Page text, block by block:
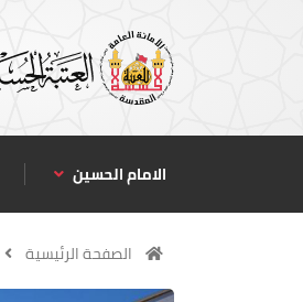
الامام الحسين
الصفحة الرئيسية